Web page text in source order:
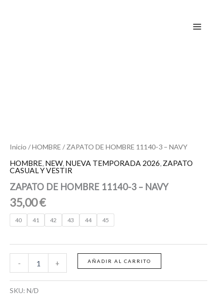
Inicio /HOMBRE / ZAPATO DE HOMBRE 11140-3 – NAVY
HOMBRE, NEW, NUEVA TEMPORADA 2026, ZAPATO
CASUAL Y VESTIR
ZAPATO DE HOMBRE 11140-3 – NAVY
35,00€
40 41 42 43 44 45
- + AÑADIR AL CARRITO
SKU: N/D